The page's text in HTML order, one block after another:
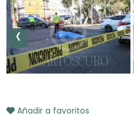
‹
Añadir a favoritos